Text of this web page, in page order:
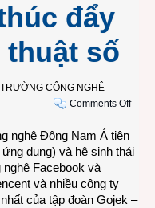
đẩy
số
CÔNG NGHỆ
Comments Offon
đầu
nghệ Đông Nam Á tiên
dụng) và hệ sinh thái
nghệ Facebook và
và nhiều công ty
của tập đoàn Gojek –